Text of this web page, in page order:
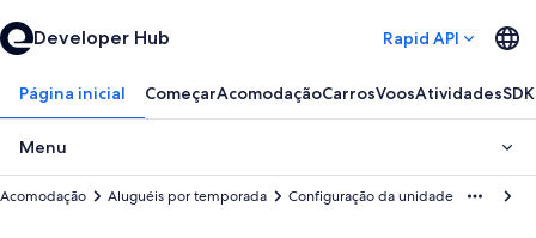
Developer Hub Rapid API
Página inicial ComeçarAcomodaçãoCarrosVoosAtividadesSDK
Menu
Configuração da unidade
Aluguéis por temporada
Acomodação